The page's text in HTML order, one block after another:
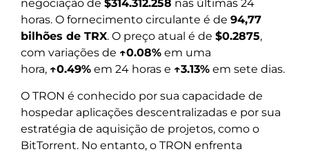
negociação de $314.312.258 nas últimas 24
horas. O fornecimento circulante é de 94,77
bilhões de TRX. O preço atual é de $0.2875,
com variações de ↑0.08% em uma
hora, ↑0.49% em 24 horas e ↑3.13% em sete dias.
O TRON é conhecido por sua capacidade de
hospedar aplicações descentralizadas e por sua
estratégia de aquisição de projetos, como o
BitTorrent. No entanto, o TRON enfrenta